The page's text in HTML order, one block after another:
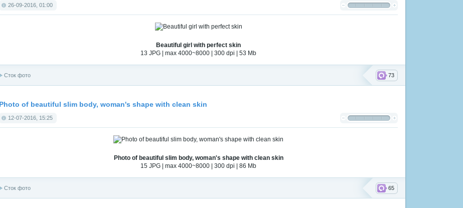
26-09-2016, 01:00
Beautiful girl with perfect skin
13 JPG | max 4000~8000 | 300 dpi | 53 Mb
73
Сток фото
Photo of beautiful slim body, woman's shape with clean skin
12-07-2016, 15:25
Photo of beautiful slim body, woman's shape with clean skin
15 JPG | max 4000~8000 | 300 dpi | 86 Mb
65
Сток фото